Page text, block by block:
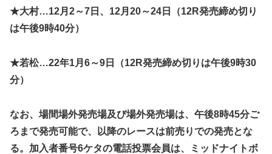
★大村…12月2～7日、12月20～24日（12R発売締め切り
は午後9時40分）
★若松…22年1月6～9日（12R発売締め切りは午後9時30
分）
なお、場間場外発売場及び場外発売場は、午後8時45分ご
ろまで発売可能で、以降のレースは前売りでの発売とな
る。加入者番号6ケタの電話投票会員は、ミッドナイトボ